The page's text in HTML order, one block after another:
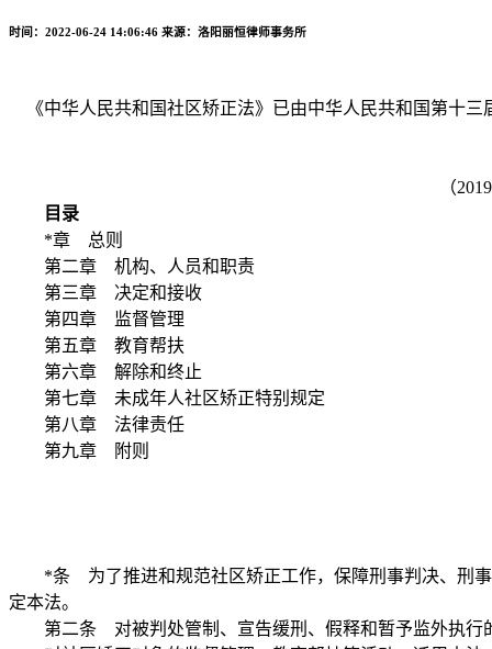
时间：2022-06-24 14:06:46 来源：洛阳丽恒律师事务所
《中华人民共和国社区矫正法》已由中华人民共和国第十三
（
目录
*章 总则
第二章 机构、人员和职责
第三章 决定和接收
第四章 监督管理
第五章 教育帮扶
第六章 解除和终止
第七章 未成年人社区矫正特别规定
第八章 法律责任
第九章 附则
*条 为了推进和规范社区矫正工作，保障刑事判决、刑事
定本法。
第二条 对被判处管制、宣告缓刑、假释和暂予监外执行